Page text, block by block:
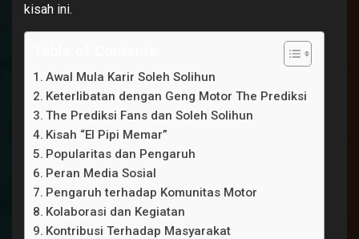
kisah ini.
Awal Mula Karir Soleh Solihun
Keterlibatan dengan Geng Motor The Prediksi
The Prediksi Fans dan Soleh Solihun
Kisah “El Pipi Memar”
Popularitas dan Pengaruh
Peran Media Sosial
Pengaruh terhadap Komunitas Motor
Kolaborasi dan Kegiatan
Kontribusi Terhadap Masyarakat